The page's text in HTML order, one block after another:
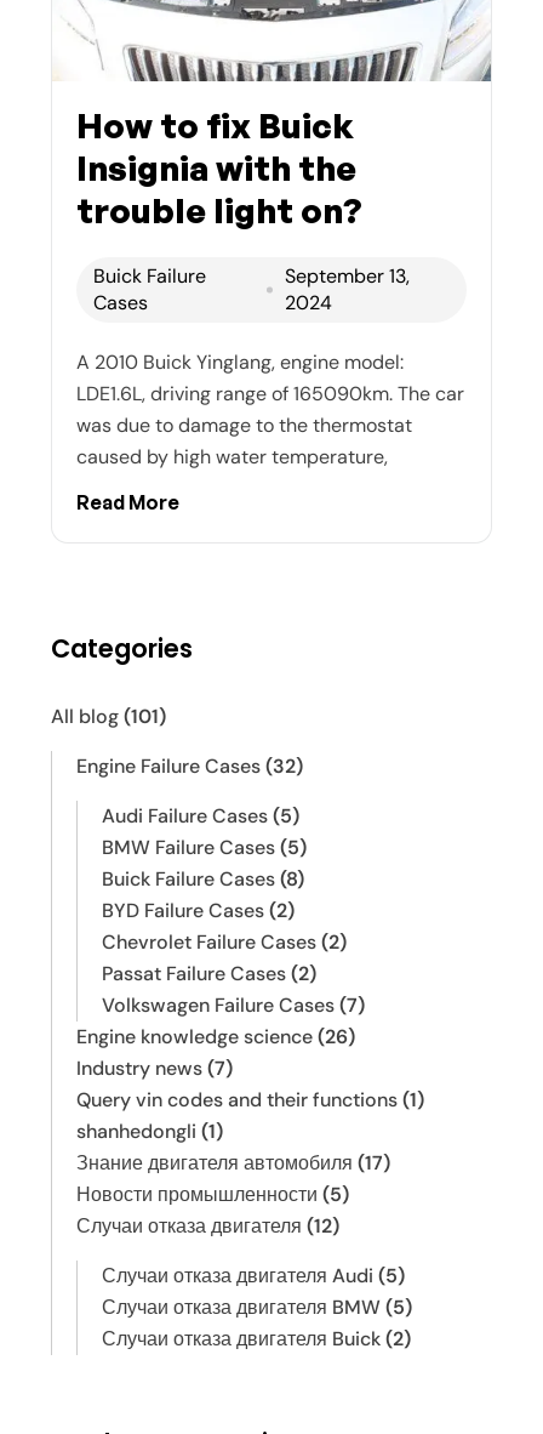
How to fix Buick
Insignia with the
trouble light on?
Buick Failure
Cases
September 13,
2024
A 2010 Buick Yinglang, engine model:
LDE1.6L, driving range of 165090km. The car
was due to damage to the thermostat
caused by high water temperature,
Read More
Categories
All blog(101)
Engine Failure Cases(32)
Audi Failure Cases(5)
BMW Failure Cases(5)
Buick Failure Cases(8)
BYD Failure Cases(2)
Chevrolet Failure Cases(2)
Passat Failure Cases(2)
Volkswagen Failure Cases(7)
Engine knowledge science(26)
Industry news(7)
Query vin codes and their functions(1)
shanhedongli (1)
Знание двигателя автомобиля (17)
Новости промышленности (5)
Случаи отказа двигателя (12)
Случаи отказа двигателя Audi (5)
Случаи отказа двигателя BMW(5)
Случаи отказа двигателя Buick(2)